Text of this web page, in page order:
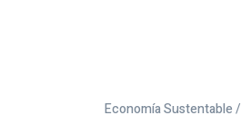
Economía Sustentable /